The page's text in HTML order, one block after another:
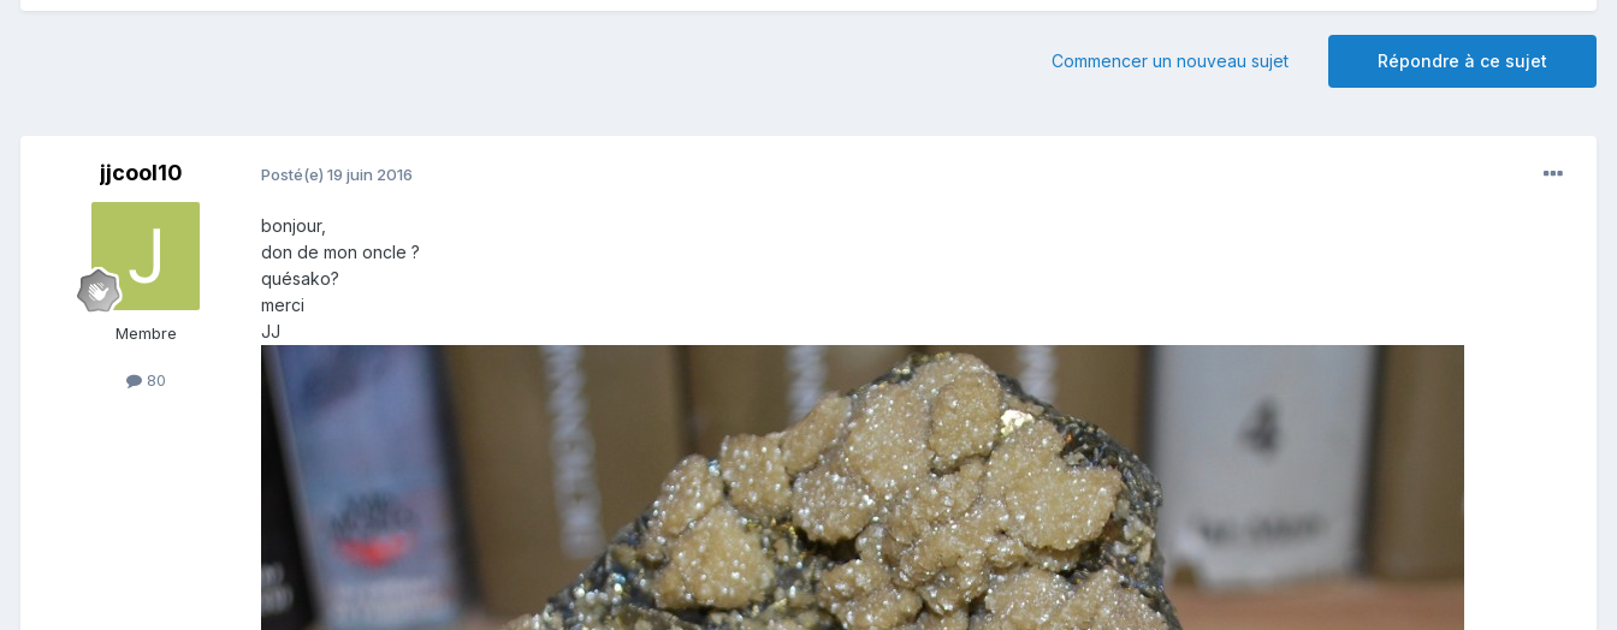
Répondre à ce sujet
Commencer un nouveau sujet
jjcool10
Membre
80
Posté(e) 19 juin 2016
bonjour,
don de mon oncle ?
quésako?
merci
JJ